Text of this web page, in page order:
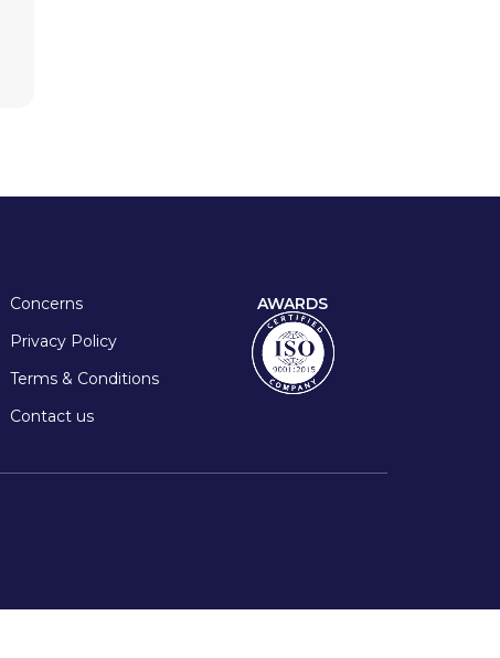
Concerns
Privacy Policy
Terms & Conditions
Contact us
AWARDS